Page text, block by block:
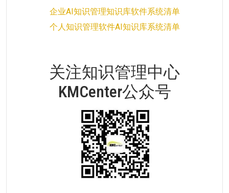
企业AI知识管理知识库软件系统清单
个人知识管理软件AI知识库系统清单
关注知识管理中心
KMCenter公众号